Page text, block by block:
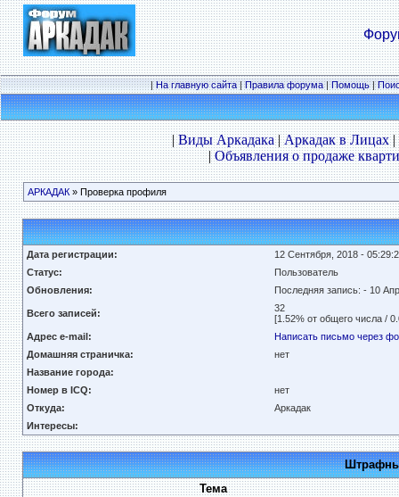
|На главную сайта|Правила форума|Помощь|
|Виды Аркадака|Аркадак в Лицах|
|Объявления о продаже
АРКАДАК» Проверка профиля
Дата регистрации:
12 Сентября, 2018 -
Статус:
Пользователь
Обновления:
Последняя запись: - 10
Всего записей:
32
[1.52% от общего числа /
Адрес e-mail:
Написать письмо через
Домашняя страничка:
нет
Название города:
Номер в ICQ:
нет
Откуда:
Аркадак
Интересы:
Тема